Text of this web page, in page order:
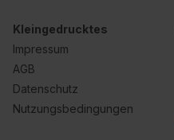
Kleingedrucktes
Impressum
AGB
Datenschutz
Nutzungsbedingungen